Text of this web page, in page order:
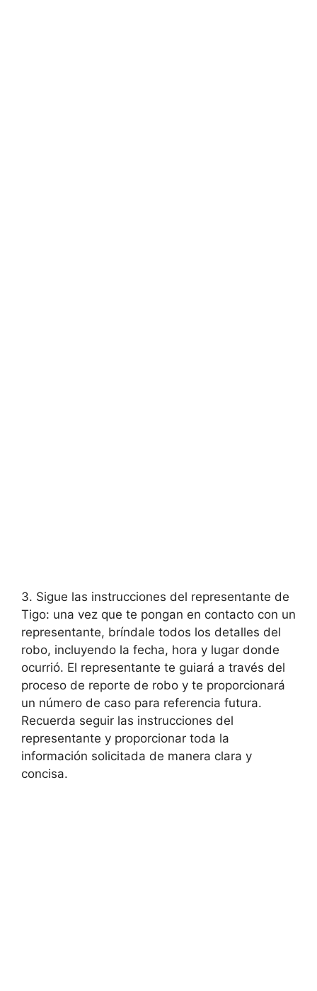
3. ⁣Sigue las instrucciones ⁢del representante de
Tigo: una vez que ⁤te pongan en‍ contacto con un
representante, bríndale todos los detalles del
robo, incluyendo la fecha, hora y lugar donde
ocurrió. ‌El representante te guiará a través del
proceso de reporte de robo y te proporcionará
un número de caso para referencia futura.
Recuerda seguir las instrucciones del
‌representante y proporcionar toda la
información solicitada de manera clara y
concisa.